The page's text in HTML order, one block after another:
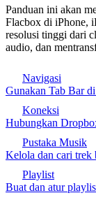
Panduan ini akan
Flacbox di iPhone,
resolusi tinggi dari
audio, dan
Navigasi
Gunakan Tab Bar
Koneksi
Hubungkan
Pustaka Musik
Kelola dan cari trek
Playlist
Buat dan atur